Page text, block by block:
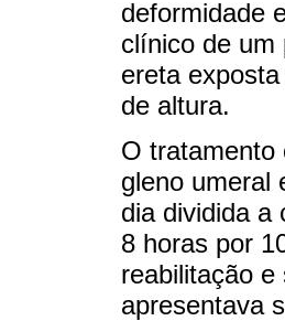
deformidade
clínico de um
ereta
de altura.
O tratamento
gleno umeral
dia dividida a
8 horas por
reabilitação
apresentava